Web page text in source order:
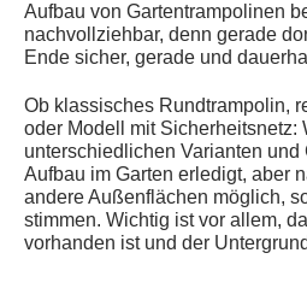
Aufbau von Gartentrampolinen
nachvollziehbar, denn gerade
Ende sicher, gerade und
Ob klassisches Rundtrampolin,
oder Modell mit Sicherheitsnetz:
unterschiedlichen Varianten
Aufbau im Garten erledigt, aber
andere Außenflächen möglich,
stimmen. Wichtig ist vor allem,
vorhanden ist und der